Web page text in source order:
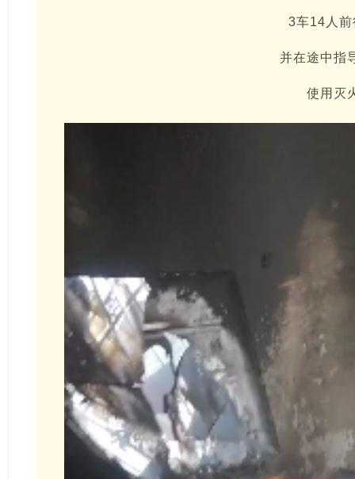
3车14人
并在途中指
使用灭